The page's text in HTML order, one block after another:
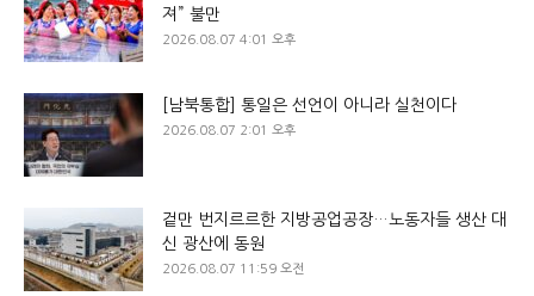
져” 불만
2026.08.07 4:01 오후
[남북통합] 통일은 선언이 아니라 실천이다
2026.08.07 2:01 오후
겉만 번지르르한 지방공업공장…노동자들 생산 대
신 광산에 동원
2026.08.07 11:59 오전